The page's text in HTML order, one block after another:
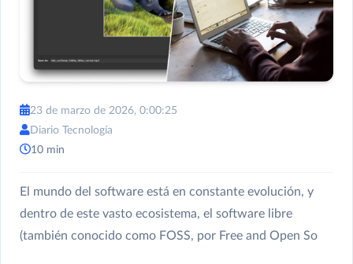
23 de marzo de 2026, 0:00:25
Diario Tecnología
10 min
El mundo del software está en constante evolución, y
dentro de este vasto ecosistema, el software libre
(también conocido como FOSS, por Free and Open So